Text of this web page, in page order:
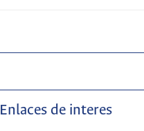
Enlaces de interes